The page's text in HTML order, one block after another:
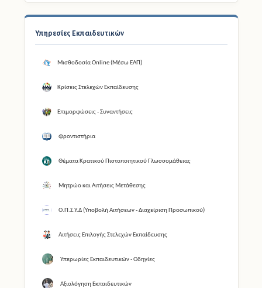
Υπηρεσίες Εκπαιδευτικών
Μισθοδοσία Online (Μέσω ΕΑΠ)
Κρίσεις Στελεχών Εκπαίδευσης
Επιμορφώσεις - Συναντήσεις
Φροντιστήρια
Θέματα Κρατικού Πιστοποιητικού Γλωσσομάθειας
Μητρώο και Αιτήσεις Μετάθεσης
Ο.Π.Σ.Υ.Δ (Υποβολή Αιτήσεων - Διαχείριση Προσωπικού)
Αιτήσεις Επιλογής Στελεχών Εκπαίδευσης
Υπερωρίες Εκπαιδευτικών - Οδηγίες
Αξιολόγηση Εκπαιδευτικών